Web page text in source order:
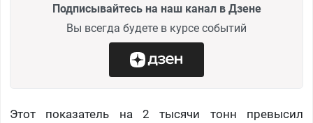
Подписывайтесь на наш канал в Дзене
Вы всегда будете в курсе событий
Этот показатель на 2 тысячи тонн превысил